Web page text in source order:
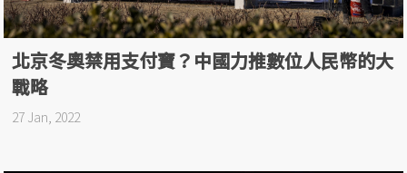
北京冬奧禁用支付寶？中國力推數位人民幣的大
戰略
27 Jan, 2022